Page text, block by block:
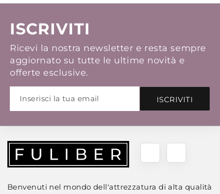
ISCRIVITI
Ricevi la nostra newsletter e resta sempre
aggiornato su tutte le ultime novità e
offerte esclusive.
ISCRIVITI
Benvenuti nel mondo dell'attrezzatura di alta qualità